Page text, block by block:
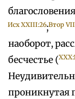
Исх XXIII:26;Втор
наоборот,
бесчестье (
проникнутая